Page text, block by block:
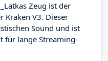
Zeug ist der
Kraken V3. Dieser
Sound und ist
für lange Streaming-